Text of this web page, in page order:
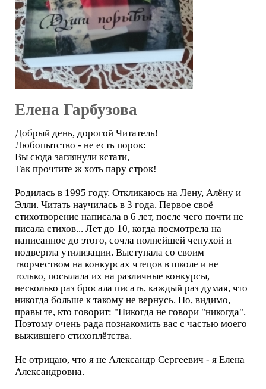
Елена Гарбузова
Добрый день, дорогой Читатель!
Любопытство - не есть порок:
Вы сюда заглянули кстати,
Так прочтите ж хоть пару строк!
Родилась в 1995 году. Откликаюсь на Лену, Алёну и
Элли. Читать научилась в 3 года. Первое своё
стихотворение написала в 6 лет, после чего почти не
писала стихов... Лет до 10, когда посмотрела на
написанное до этого, сочла полнейшей чепухой и
подвергла утилизации. Выступала со своим
творчеством на конкурсах чтецов в школе и не
только, посылала их на различные конкурсы,
несколько раз бросала писать, каждый раз думая, что
никогда больше к такому не вернусь. Но, видимо,
правы те, кто говорит: "Никогда не говори "никогда".
Поэтому очень рада познакомить вас с частью моего
выжившего стихоплётства.
Не отрицаю, что я не Александр Сергеевич - я Елена
Александровна.